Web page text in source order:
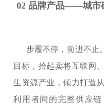
02 品牌产品——城市
步履不停，前进不止
目标，拾起卖将互联网
生资源产业，倾力打造
利用者间的完整供应